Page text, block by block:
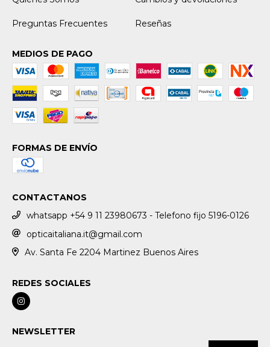
Preguntas Frecuentes Reseñas
MEDIOS DE PAGO
FORMAS DE ENVÍO
CONTACTANOS
whatsapp +54 9 11 23980673 - Telefono fijo 5196-0126
opticaitaliana.it@gmail.com
Av. Santa Fe 2204 Martinez Buenos Aires
REDES SOCIALES
NEWSLETTER